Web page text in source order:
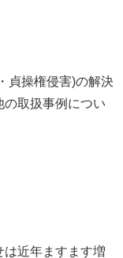
貞操権侵害)の解決
取扱事例につい
は近年ますます増